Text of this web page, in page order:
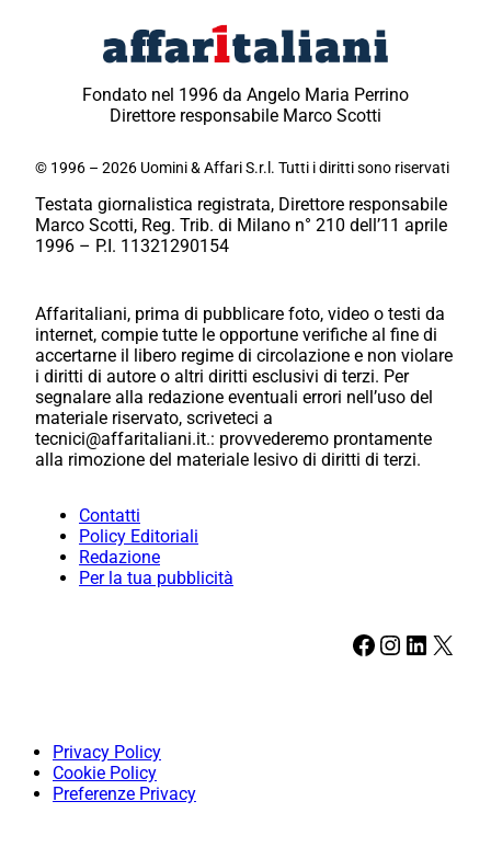
Fondato nel 1996 da Angelo Maria Perrino
Direttore responsabile Marco Scotti
© 1996 – 2026 Uomini & Affari S.r.l. Tutti i diritti sono riservati
Testata giornalistica registrata, Direttore responsabile
Marco Scotti, Reg. Trib. di Milano n° 210 dell’11 aprile
1996 – P.I. 11321290154
Affaritaliani, prima di pubblicare foto, video o testi da
internet, compie tutte le opportune verifiche al fine di
accertarne il libero regime di circolazione e non violare
i diritti di autore o altri diritti esclusivi di terzi. Per
segnalare alla redazione eventuali errori nell’uso del
materiale riservato, scriveteci a
tecnici@affaritaliani.it.: provvederemo prontamente
alla rimozione del materiale lesivo di diritti di terzi.
Contatti
Policy Editoriali
Redazione
Per la tua pubblicità
Facebook Instagram LinkedIn X
Privacy Policy
Cookie Policy
Preferenze Privacy